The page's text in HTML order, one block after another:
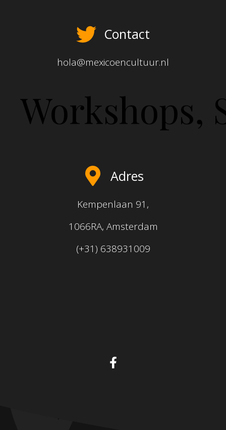
Contact
hola@mexicoencultuur.nl
Workshops,
Adres
Kempenlaan 91,
1066RA, Amsterdam
(+31) 638931009